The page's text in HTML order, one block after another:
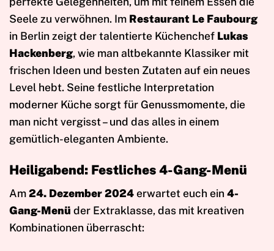
Seele zu verwöhnen. Im Restaurant Le Faubourg
in Berlin zeigt der talentierte Küchenchef Lukas
Hackenberg, wie man altbekannte Klassiker mit
frischen Ideen und besten Zutaten auf ein neues
Level hebt. Seine festliche Interpretation
moderner Küche sorgt für Genussmomente, die
man nicht vergisst – und das alles in einem
gemütlich-eleganten Ambiente.
Heiligabend: Festliches 4-Gang-Menü
Am24. Dezember 2024erwartet euch ein4-
Gang-Menü der Extraklasse, das mit kreativen
Kombinationen überrascht: